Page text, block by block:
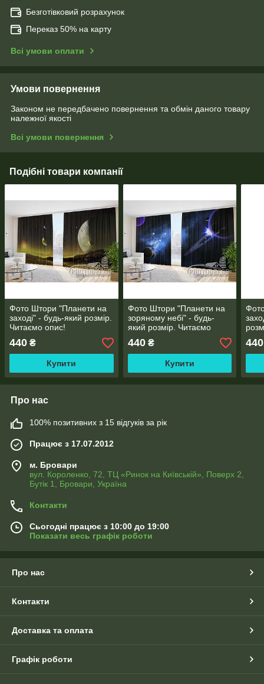
Безготівковий розрахунок
Переказ 50% на карту
Всі умови оплати
Умови повернення
Законом не передбачено повернення та обмін даного товару
належної якості
Всі умови повернення
Подібні товари компанії
Фото Штори "Планети на
заході" - будь-який розмір.
Читаємо опис!
440 ₴
Купити
Фото Штори "Планети на
зоряному небі" - будь-
який розмір. Читаємо
440₴
Купити
440
Про нас
100% позитивних з 15 відгуків за рік
Працює з 17.07.2012
м. Бровари
вул. Короленко, 72, ТЦ «Ринок на Київській», Поверх 2,
Бутік 1, Бровари, Україна
Контакти
Сьогодні працює з 10:00 до 19:00
Показати весь графік роботи
Про нас
Контакти
Доставка та оплата
Графік роботи